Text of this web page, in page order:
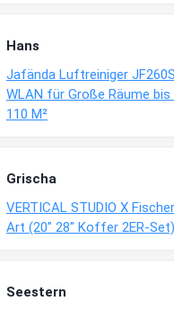
Hans
Jafända Luftreiniger JF260S
WLAN für Große Räume bis
110 M²
Grischa
VERTICAL STUDIO X Fischer
Art (20″ 28″ Koffer 2ER-Set)
Seestern
Fielmann-Blinkis mehr
www.fielmann-
group.com/blinkis...
13:44
dich zu sehen, alles
15:01